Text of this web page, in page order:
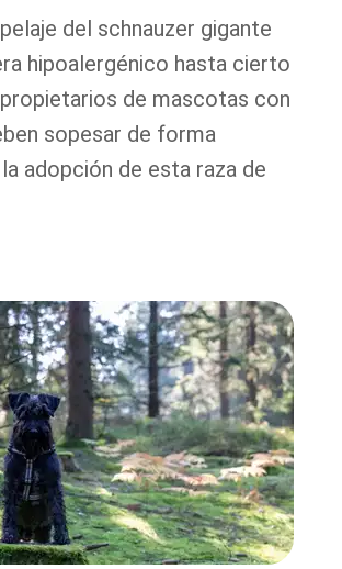
del schnauzer gigante
hipoalergénico hasta cierto
de mascotas con
sopesar de forma
adopción de esta raza de